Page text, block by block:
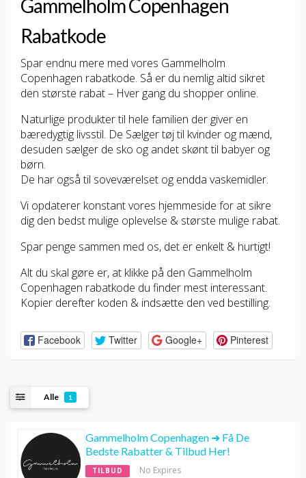
Gammelholm Copenhagen
Rabatkode
Spar endnu mere med vores Gammelholm
Copenhagen rabatkode. Så er du nemlig altid sikret
den største rabat – Hver gang du shopper online.
Naturlige produkter til hele familien der giver en
bæredygtig livsstil. De Sælger tøj til kvinder og mænd,
desuden sælger de sko og andet skønt til babyer og
børn.
De har også til soveværelset og endda vaskemidler.
Vi opdaterer konstant vores hjemmeside for at sikre
dig den bedst mulige oplevelse & største mulige rabat.
Spar penge sammen med os, det er enkelt & hurtigt!
Alt du skal gøre er, at klikke på den Gammelholm
Copenhagen rabatkode du finder mest interessant.
Kopier derefter koden & indsætte den ved bestilling.
Facebook Twitter Google+ Pinterest
Alle 1
Gammelholm Copenhagen ➜ Få De
Bedste Rabatter & Tilbud Her!
TILBUD No Expires